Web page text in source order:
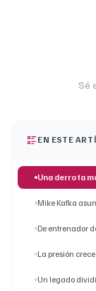
Sé
EN ESTE
Una derrota
Mike Kafka
De entrenador
La presión
Un legado